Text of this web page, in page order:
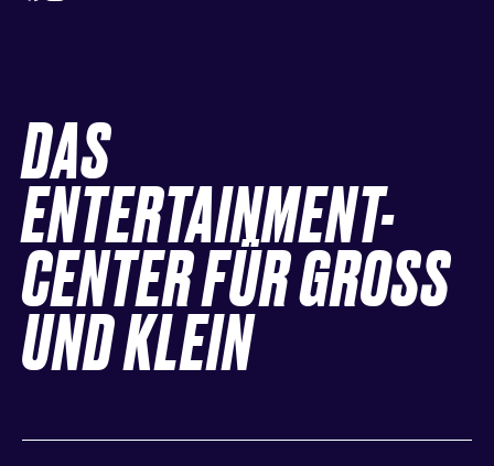
DAS
ENTERTAINMENT-
CENTER FÜR GROSS
UND KLEIN